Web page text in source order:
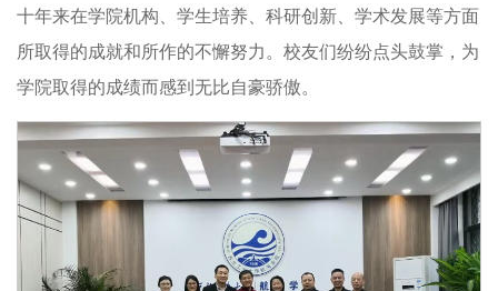
十年来在学院机构、学生培养、科研创新、学术发展等方面
所取得的成就和所作的不懈努力。校友们纷纷点头鼓掌，为
学院取得的成绩而感到无比自豪骄傲。